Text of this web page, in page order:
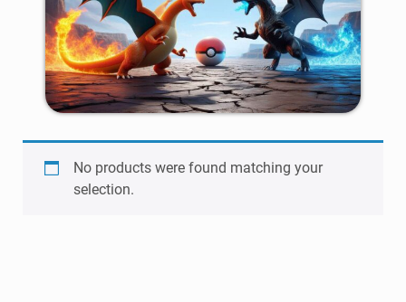
No products were found matching your
selection.